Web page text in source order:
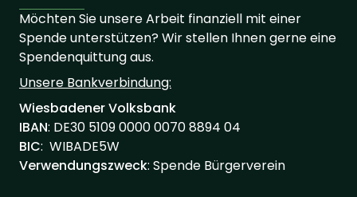
Möchten Sie unsere Arbeit finanziell mit einer
Spende unterstützen? Wir stellen Ihnen gerne eine
Spendenquittung aus.
Unsere Bankverbindung:
Wiesbadener Volksbank
IBAN: ‍‍DE30 ‍5109 ‍0000 ‍0070 ‍8894 ‍04
BIC: WIBADE5W
Verwendungszweck: Spende Bürgerverein